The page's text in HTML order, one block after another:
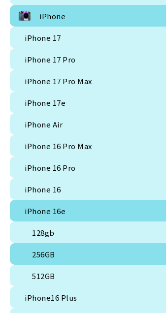
iPhone
iPhone 17
iPhone 17 Pro
iPhone 17 Pro Max
iPhone 17e
iPhone Air
iPhone 16 Pro Max
iPhone 16 Pro
iPhone 16
iPhone 16e
128gb
256GB
512GB
iPhone16 Plus